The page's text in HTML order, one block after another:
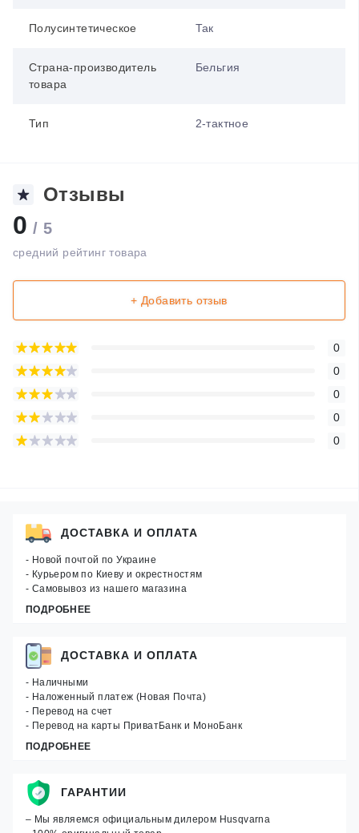
Полусинтетическое Так
Страна-производитель
товара
Бельгия
Тип 2-тактное
Отзывы
0 / 5
средний рейтинг товара
+ Добавить отзыв
0
0
0
0
0
ДОСТАВКА И ОПЛАТА
- Новой почтой по Украине
- Курьером по Киеву и окрестностям
- Самовывоз из нашего магазина
ПОДРОБНЕЕ
ДОСТАВКА И ОПЛАТА
- Наличными
- Наложенный платеж (Новая Почта)
- Перевод на счет
- Перевод на карты ПриватБанк и МоноБанк
ПОДРОБНЕЕ
ГАРАНТИИ
– Мы являемся официальным дилером Husqvarna